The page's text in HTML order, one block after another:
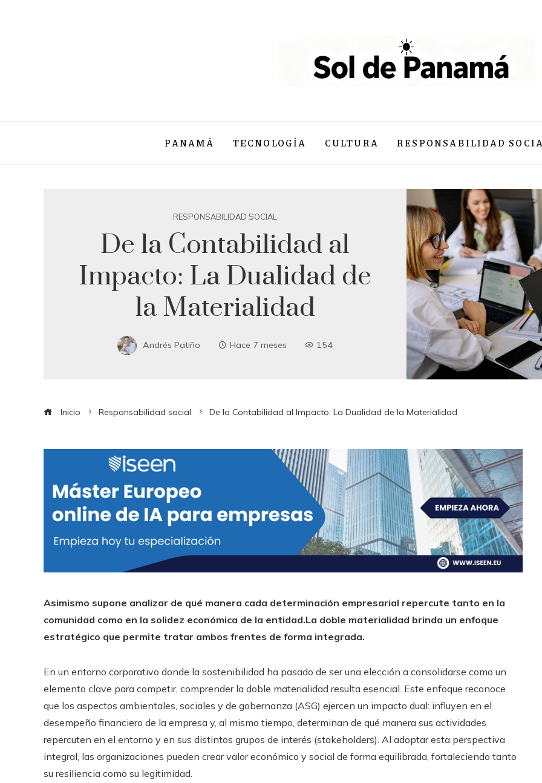
PANAMÁ TECNOLOGÍA CULTURA RESPONSABILIDAD
RESPONSABILIDAD SOCIAL
De la Contabilidad al
Impacto: La Dualidad de
la Materialidad
Andrés Patiño Hace 7 meses 154
Inicio Responsabilidad social De la Contabilidad al Impacto: La Dualidad de la Materialidad
Asimismo supone analizar de qué manera cada determinación empresarial repercute tanto en la
comunidad como en la solidez económica de la entidad.La doble materialidad brinda un enfoque
estratégico que permite tratar ambos frentes de forma integrada.
En un entorno corporativo donde la sostenibilidad ha pasado de ser una elección a consolidarse como un
elemento clave para competir, comprender la doble materialidad resulta esencial. Este enfoque reconoce
que los aspectos ambientales, sociales y de gobernanza (ASG) ejercen un impacto dual: influyen en el
desempeño financiero de la empresa y, al mismo tiempo, determinan de qué manera sus actividades
repercuten en el entorno y en sus distintos grupos de interés (stakeholders). Al adoptar esta perspectiva
integral, las organizaciones pueden crear valor económico y social de forma equilibrada, fortaleciendo tanto
su resiliencia como su legitimidad.